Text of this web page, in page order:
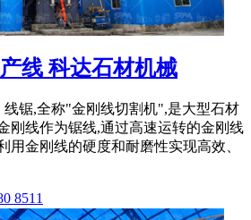
线 科达石材机械
线锯,全称"金刚线切割机",是大型石材
刚线作为锯线,通过高速运转的金刚线
用金刚线的硬度和耐磨性实现高效、
8511